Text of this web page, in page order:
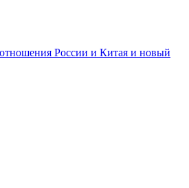
России и Китая и новый